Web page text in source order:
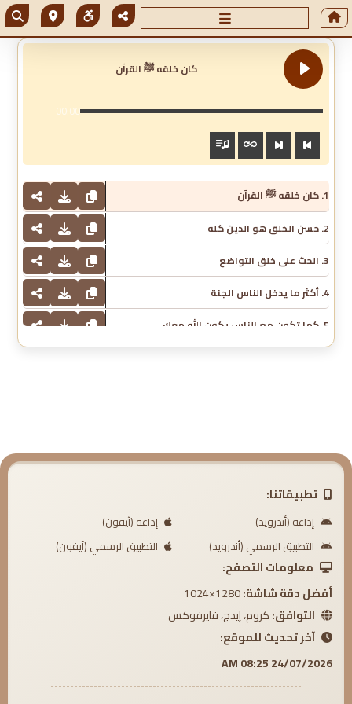
كان خلقه ﷺ القرآن
00:00
1. كان خلقه ﷺ القرآن
2. حسن الخلق هو الدين كله
3. الحث على خلق التواضع
4. أكثر ما يدخل الناس الجنة
5. كما تكون مع الناس يكون الله معك
9. منشأ الأخلاق الفاضلة والسافلة
10. هل علم الطاقة يهذب الأخلاق والنفوس؟
11. مشهد القدر في حال أذية الناس
12. مشهد الصبر في حال أذية الناس
14. مشهد الرضا في حال أذية الناس
15. مشهد الإحسان في حال أذية الناس
تطبيقاتنا:
إذاعة (أندرويد)
إذاعة (آيفون)
التطبيق الرسمي (أندرويد)
التطبيق الرسمي (آيفون)
معلومات التصفح:
أفضل دقة شاشة:
التوافق:كروم، إيدج، فايرفوكس
آخر تحديث للموقع:
24/07/2026 08:25 AM